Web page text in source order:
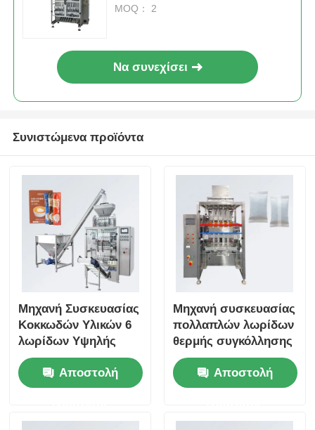
MOQ： 2
Να συνεχίσει
Συνιστώμενα προϊόντα
Μηχανή Συσκευασίας
Κοκκωδών Υλικών 6
λωρίδων Υψηλής
Ακρίβειας για Εύκολη
Λειτουργία
Συσκευασίας
MSG, Βιταμινών,
Αποστολή
Μηχανή συσκευασίας
πολλαπλών λωρίδων
θερμής συγκόλλησης
τριών πλευρών 220V
για στιγμιαίο καφέ και
σκόνη καρυκευμάτων
Αποστολή